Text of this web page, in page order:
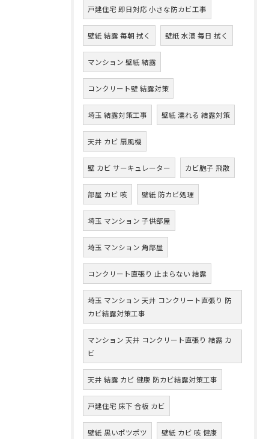
戸建住宅 即日対応 小さな防カビ工事
壁紙 結露 毎朝 拭く 壁紙 水滴 毎日 拭く
マンション 壁紙 結露
コンクリート壁 結露対策
埼玉 結露対策工事 壁紙 濡れる 結露対策
天井 カビ 扇風機
壁 カビ サーキュレーター カビ胞子 飛散
部屋 カビ 咳 壁紙 防カビ処理
埼玉 マンション 子供部屋
埼玉 マンション 角部屋
コンクリート直張り 止まらない 結露
埼玉 マンション 天井 コンクリート直張り 防
カビ結露対策工事
マンション 天井 コンクリート直張り 結露 カ
ビ
天井 結露 カビ 健康 防カビ結露対策工事
戸建住宅 床下 合板 カビ
壁紙 黒いポツポツ 壁紙 カビ 咳 健康